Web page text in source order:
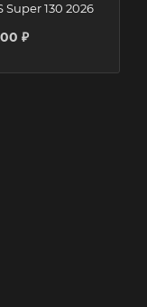
Super 130 2026
₽